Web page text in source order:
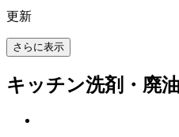
更新
さらに表示
キッチン洗剤・廃